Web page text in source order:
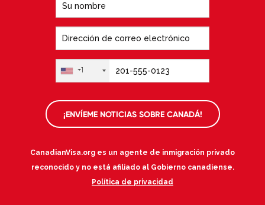
+1
¡ENVÍEME NOTICIAS SOBRE CANADÁ!
CanadianVisa.org es un agente de inmigración privado
reconocido y no está afiliado al Gobierno canadiense.
Política de privacidad